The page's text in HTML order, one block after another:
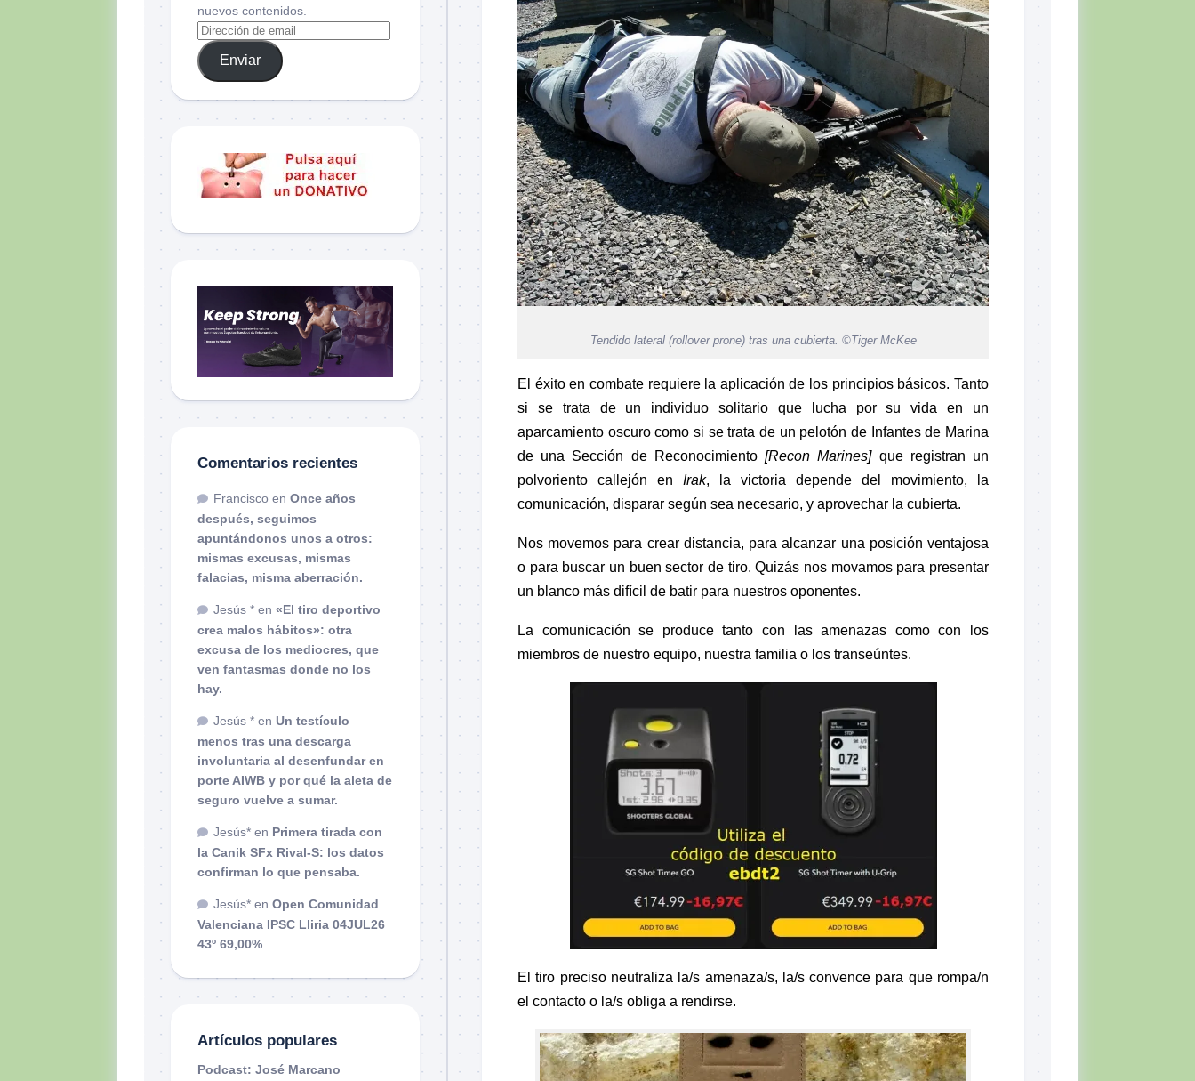
didáctico
Skill
Tiger
McKee
El
Momento
del
Combatiente
Lectura
recomendada
Defensa
Personal
Ejercicios
Táctica
Sorteos
TCCC
TTPs CQB
Tendido lateral (rollover prone) tras una cubierta. ©Tiger McKee
El éxito en combate requiere la aplicación de los principios básicos. Tanto
si se trata de un individuo solitario que lucha por su vida en un
aparcamiento oscuro como si se trata de un pelotón de Infantes de Marina
de una Sección de Reconocimiento[Recon Marines]que registran un
polvoriento callejón en Irak, la victoria depende del movimiento, la
comunicación, disparar según sea necesario, y aprovechar la cubierta.
Nos movemos para crear distancia, para alcanzar una posición ventajosa
o para buscar un buen sector de tiro. Quizás nos movamos para presentar
un blanco más difícil de batir para nuestros oponentes.
La comunicación se produce tanto con las amenazas como con los
miembros de nuestro equipo, nuestra familia o los transeúntes.
El tiro preciso neutraliza la/s amenaza/s, la/s convence para que rompa/n
el contacto o la/s obliga a rendirse.
nuevos contenidos.
Enviar
Comentarios recientes
Francisco en Once años
después, seguimos
apuntándonos unos a otros:
mismas excusas, mismas
falacias, misma aberración.
Jesús * en «El tiro deportivo
crea malos hábitos»: otra
excusa de los mediocres, que
ven fantasmas donde no los
hay.
Jesús * en Un testículo
menos tras una descarga
involuntaria al desenfundar en
porte AIWB y por qué la aleta de
seguro vuelve a sumar.
Jesús* en Primera tirada con
la Canik SFx Rival-S: los datos
confirman lo que pensaba.
Jesús* en Open Comunidad
Valenciana IPSC Lliria 04JUL26
43º 69,00%
Artículos populares
Podcast: José Marcano